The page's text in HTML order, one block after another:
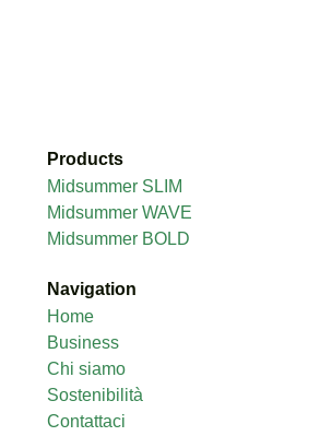
Products
Midsummer SLIM
Midsummer WAVE
Midsummer BOLD
Navigation
Home
Business
Chi siamo
Sostenibilità
Contattaci